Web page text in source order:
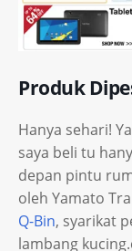
Produk
Hanya sehari!
saya beli tu
depan pintu
oleh Yamato
Q-Bin, syarikat
lambang